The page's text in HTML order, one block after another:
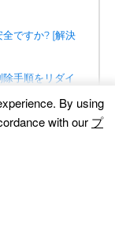
ですか? [解決
手順をリダイ
ガイド
. By using
with our プ